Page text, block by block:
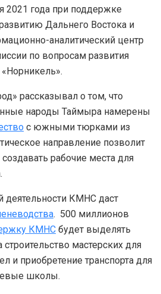
2021 года при поддержке
Дальнего Востока и
аналитический центр
по вопросам развития
рассказывал о том, что
народы Таймыра намерены
с южными тюрками из
направление позволит
рабочие места для
деятельности КМНС даст
. 500 миллионов
КМНС будет выделять
мастерских для
и приобретение транспорта для
школы.